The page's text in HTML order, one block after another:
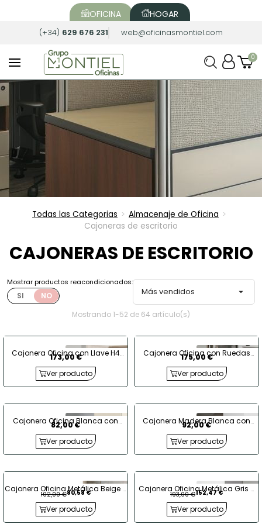
OFICINA HOGAR
(+34) 629 676 231 web@oficinasmontiel.com
Todas las Categorias > Almacenaje de Oficina >
Cajoneras de escritorio
CAJONERAS DE ESCRITORIO
Mostrar productos reacondicionados:
SI NO Más vendidos 
Mostrando 1-52 de 64 artículo(s)
Cajonera Oficina con Llave H4
Herpesa
173,00 €
Ver producto
Cajonera Oficina con Ruedas
Madera de Actiu
175,00 €
Ver producto
Cajonera Oficina Blanca con
Llave de Steelcase - EXPRESS
82,00 €
Ver producto
Cajonera Madera Blanca con
Cajón y Archivo de Actiu
92,00 €
Ver producto
Cajonera Oficina Metálica Beige 3
Cajones de Bisley
102,00 €80,58 €
Ver producto
Cajonera Oficina Metálica Gris 3
Cajones de Kunna
193,00 €152,47 €
Ver producto